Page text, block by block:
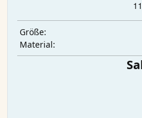
Größe:
Material: